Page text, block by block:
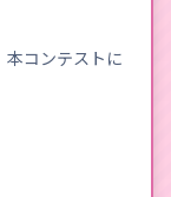
本コンテストに